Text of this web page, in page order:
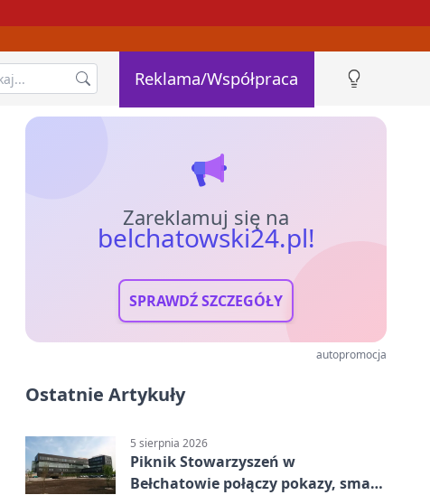
Reklama/Współpraca
Zareklamuj się na
belchatowski24.pl!
SPRAWDŹ SZCZEGÓŁY
autopromocja
Ostatnie Artykuły
5 sierpnia 2026
Piknik Stowarzyszeń w
Bełchatowie połączy pokazy, smaki